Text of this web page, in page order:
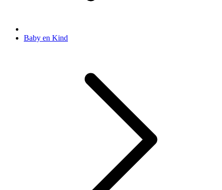
Baby en Kind